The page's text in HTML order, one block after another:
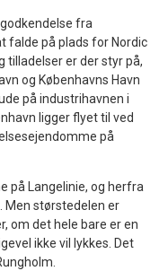
fra
falde på plads for Nordic
tilladelser er der styr på,
og Københavns Havn
på industrihavnen i
ligger flyet til ved
på
på Langelinie, og herfra
Men størstedelen er
om det hele bare er en
ikke vil lykkes. Det